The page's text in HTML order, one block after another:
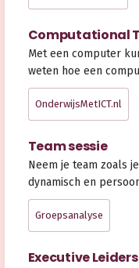
Computational
Met een computer
weten hoe een
OnderwijsMetICT.nl
Team sessie
Neem je team zoals
dynamisch en
Groepsanalyse
Executive